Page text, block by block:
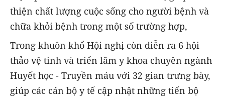
thiện chất lượng cuộc sống cho người bệnh và
chữa khỏi bệnh trong một số trường hợp,
Trong khuôn khổ Hội nghị còn diễn ra 6 hội
thảo vệ tinh và triển lãm y khoa chuyên ngành
Huyết học - Truyền máu với 32 gian trưng bày,
giúp các cán bộ y tế cập nhật những tiến bộ